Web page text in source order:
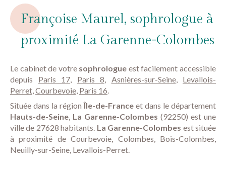
Françoise Maurel, sophrologue à
proximité La Garenne-Colombes
Le cabinet de votre sophrologue est facilement accessible
depuis Paris 17, Paris 8, Asnières-sur-Seine, Levallois-
Perret,Courbevoie, Paris 16.
Située dans la régionÎle-de-France et dans le département
Hauts-de-Seine, La Garenne-Colombes (92250) est une
ville de 27628 habitants. La Garenne-Colombes est située
à proximité de Courbevoie, Colombes, Bois-Colombes,
Neuilly-sur-Seine, Levallois-Perret.